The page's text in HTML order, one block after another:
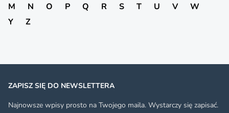
M
N O P Q R S T U V
W
Y
Z
ZAPISZ SIĘ DO NEWSLETTERA
Najnowsze wpisy prosto na Twojego maila. Wystarczy się zapisać.